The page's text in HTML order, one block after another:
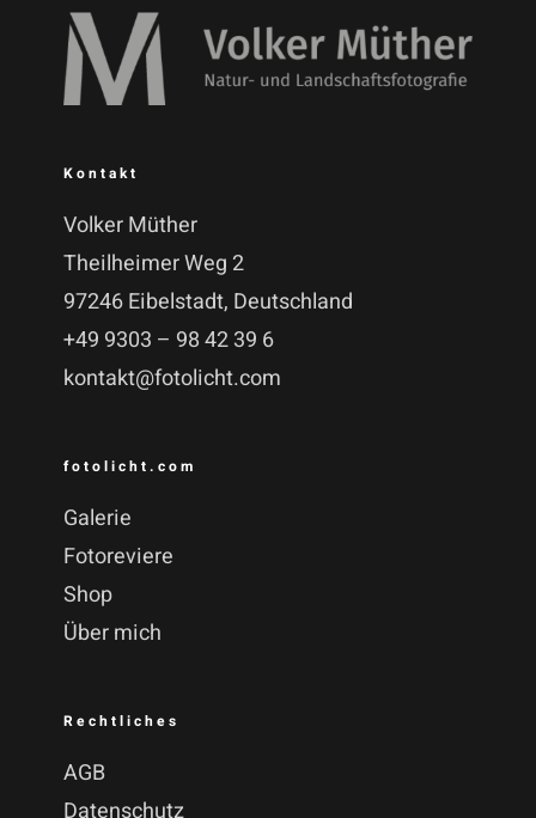
Kontakt
Volker Müther
Theilheimer Weg 2
97246 Eibelstadt, Deutschland
+49 9303 – 98 42 39 6
kontakt@fotolicht.com
fotolicht.com
Galerie
Fotoreviere
Shop
Über mich
Rechtliches
AGB
Datenschutz